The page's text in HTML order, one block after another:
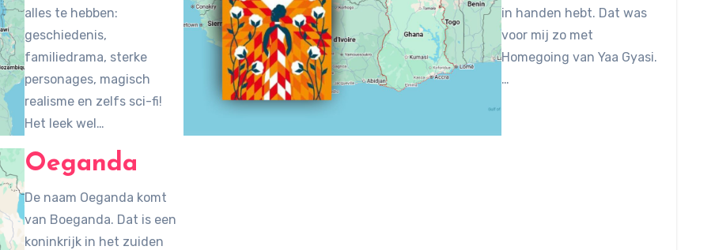
alles te hebben:
geschiedenis,
familiedrama, sterke
personages, magisch
realisme en zelfs sci-fi!
Het leek wel…
in handen hebt. Dat was
voor mij zo met
Homegoing van Yaa Gyasi.
…
Oeganda
De naam Oeganda komt
van Boeganda. Dat is een
koninkrijk in het zuiden